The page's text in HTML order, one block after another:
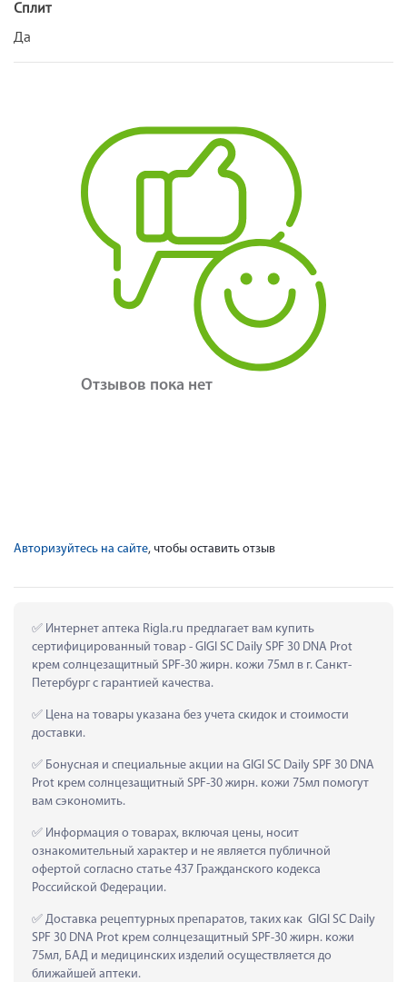
Сплит
Да
Отзывов пока нет
Авторизуйтесь на сайте, чтобы оставить отзыв
Интернет аптека Rigla.ru предлагает вам купить
сертифицированный товар - GIGI SC Daily SPF 30 DNA Prot
крем солнцезащитный SPF-30 жирн. кожи 75мл в г. Санкт-
Петербург с гарантией качества.
Цена на товары указана без учета скидок и стоимости
доставки.
Бонусная и специальные акции на GIGI SC Daily SPF 30 DNA
Prot крем солнцезащитный SPF-30 жирн. кожи 75мл помогут
вам сэкономить.
Информация о товарах, включая цены, носит
ознакомительный характер и не является публичной
офертой согласно статье 437 Гражданского кодекса
Российской Федерации.
Доставка рецептурных препаратов, таких как  GIGI SC Daily
SPF 30 DNA Prot крем солнцезащитный SPF-30 жирн. кожи
75мл, БАД и медицинских изделий осуществляется до
ближайшей аптеки.